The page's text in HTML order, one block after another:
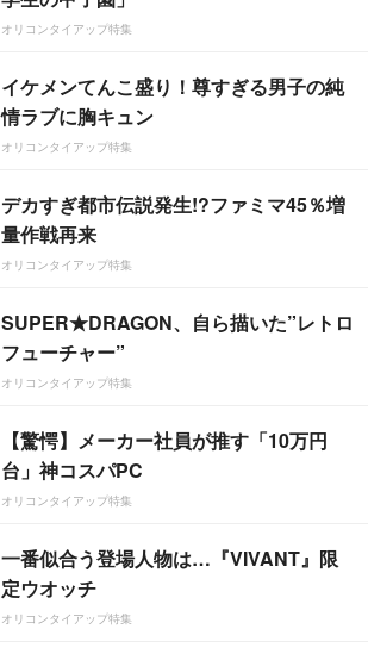
オリコンタイアップ特集
イケメンてんこ盛り！尊すぎる男子の純
情ラブに胸キュン
オリコンタイアップ特集
デカすぎ都市伝説発生!?ファミマ45％増
量作戦再来
オリコンタイアップ特集
SUPER★DRAGON、自ら描いた”レトロ
フューチャー”
オリコンタイアップ特集
【驚愕】メーカー社員が推す「10万円
台」神コスパPC
オリコンタイアップ特集
一番似合う登場人物は…『VIVANT』限
定ウオッチ
オリコンタイアップ特集